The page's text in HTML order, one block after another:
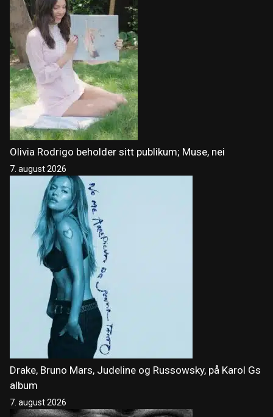
Olivia Rodrigo beholder sitt publikum; Muse, nei
7. august 2026
Drake, Bruno Mars, Judeline og Russowsky, på Karol Gs
album
7. august 2026